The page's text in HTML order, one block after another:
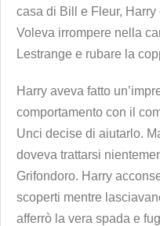
casa di Bill e Fleur,
Voleva irrompere nella
Lestrange e rubare la
Harry aveva fatto
comportamento con il
Unci decise di aiutarlo.
doveva trattarsi
Grifondoro. Harry
scoperti mentre
afferrò la vera spada e